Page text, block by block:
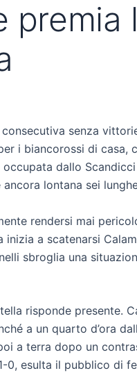
senza
i biancorossi di
dallo Scandicci
lontana sei
rendersi mai
a scatenarsi
sbroglia una
risponde presente.
a un quarto d’ora
a terra dopo un
0, esulta il pubblico di